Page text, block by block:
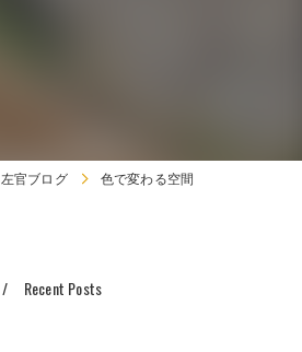
左官ブログ 色で変わる空間
Recent Posts